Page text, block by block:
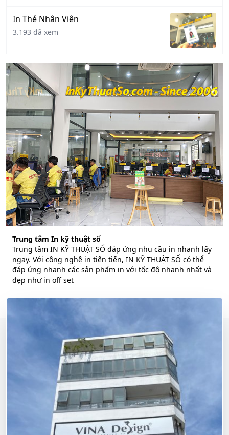
In Thẻ Nhân Viên
3.193 đã xem
Trung tâm In kỹ thuật số
Trung tâm IN KỸ THUẬT SỐ đáp ứng nhu cầu in nhanh lấy
ngay. Với công nghệ in tiên tiến, IN KỸ THUẬT SỐ có thể
đáp ứng nhanh các sản phẩm in với tốc độ nhanh nhất và
đẹp như in off set